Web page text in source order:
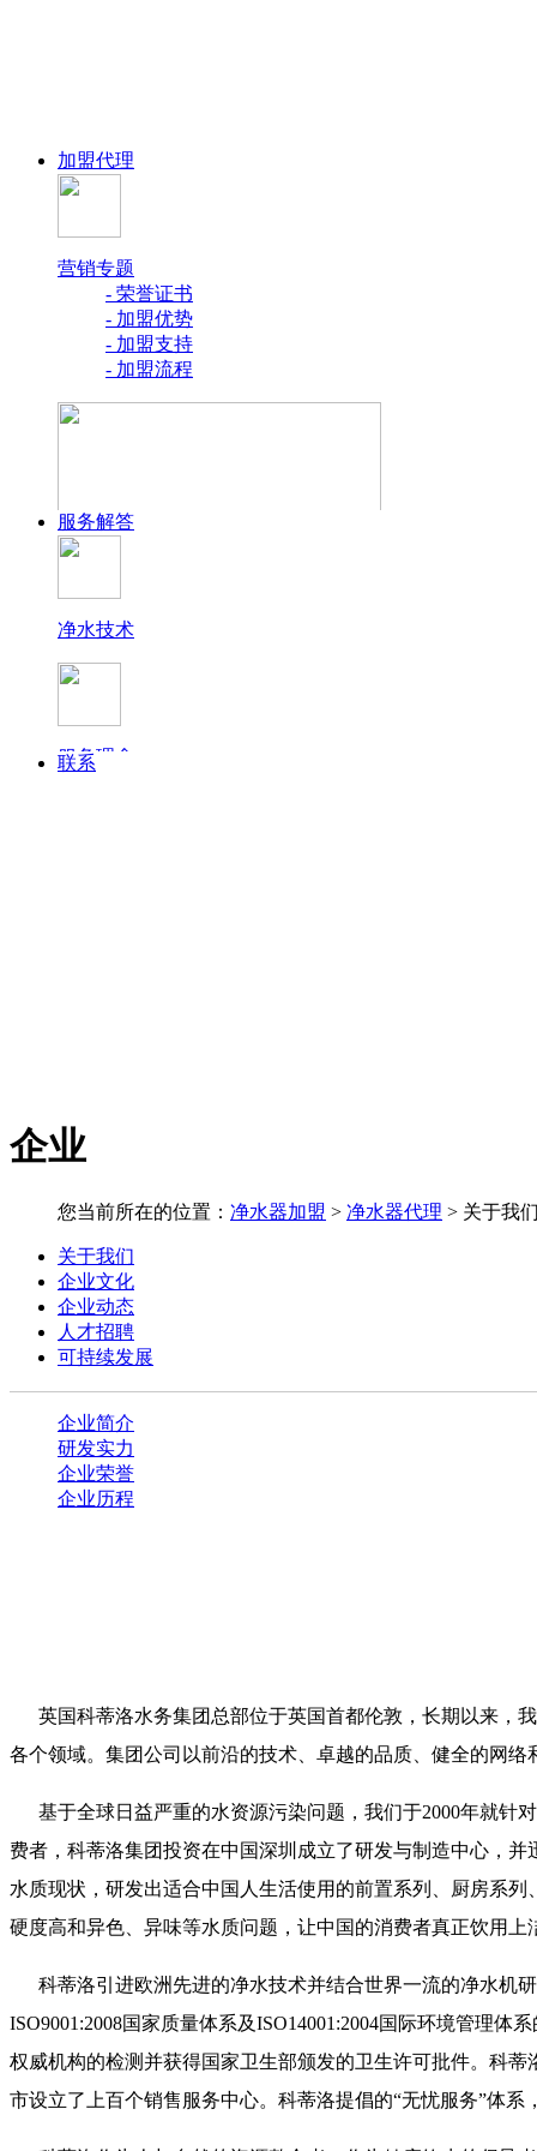
加盟代理
营销专题
- 荣誉证书
- 加盟优势
- 加盟支持
- 加盟流程
服务解答
净水技术
服务理念
联系
企业
您当前所在的位置： 净水器加盟 > 净水器代理 > 关于我
关于我们
企业文化
企业动态
人才招聘
可持续发展
企业简介
研发实力
企业荣誉
企业历程
英国科蒂洛水务集团总部位于英国首都伦敦，长期以来，
各个领域。集团公司以前沿的技术、卓越的品质、健全的网
基于全球日益严重的水资源污染问题，我们于2000年就针
费者，科蒂洛集团投资在中国深圳成立了研发与制造中心，
水质现状，研发出适合中国人生活使用的前置系列、厨房系
硬度高和异色、异味等水质问题，让中国的消费者真正饮用上
科蒂洛引进欧洲先进的净水技术并结合世界一流的净水机
ISO9001:2008国家质量体系及ISO14001:2004国际环境管理
权威机构的检测并获得国家卫生部颁发的卫生许可批件。科
市设立了上百个销售服务中心。科蒂洛提倡的“无忧服务”体系